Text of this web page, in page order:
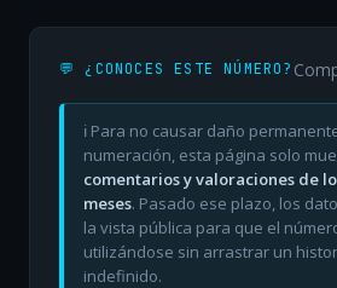
💬 ¿CONOCES ESTE NÚMERO?
ℹ️ Para no causar daño
numeración, esta página solo
comentarios y valoraciones de
meses. Pasado ese plazo, los
la vista pública para que el
utilizándose sin arrastrar un
indefinido.